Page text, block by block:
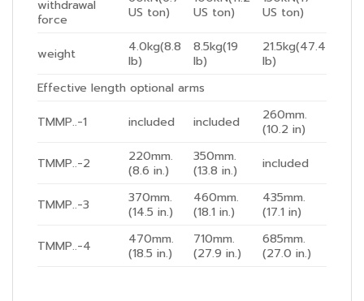
withdrawal
force
US ton)
US ton)
US ton)
weight
4.0kg(8.8
lb)
8.5kg(19
lb)
21.5kg(47.4
lb)
Effective length optional arms
TMMP..-1
included included
260mm.
(10.2 in)
TMMP..-2
220mm.
(8.6 in.)
350mm.
(13.8 in.)
included
TMMP..-3
370mm.
(14.5 in.)
460mm.
(18.1 in.)
435mm.
(17.1 in)
TMMP..-4
470mm.
(18.5 in.)
710mm.
(27.9 in.)
685mm.
(27.0 in.)